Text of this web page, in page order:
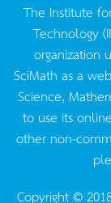
The Institute
Technology
organization
SciMath as a
Science,
to use its
other non-
Copyright ©